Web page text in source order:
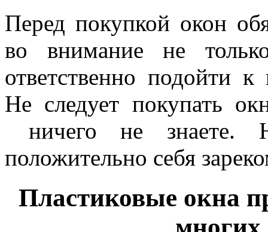
Перед покупкой окон
во внимание не
ответственно подойти
Не следует покупать
ничего не знаете.
положительно себя
Пластиковые окна